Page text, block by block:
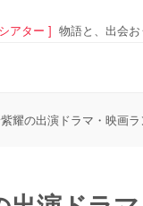
アター ] 物語と、出会お
耀の出演ドラマ・映画